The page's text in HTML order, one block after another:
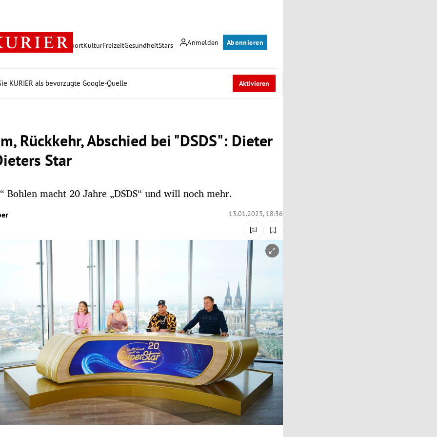
Anmelden Abonnieren
PolitikWirtschaft SportKulturFreizeitGesundheitStars
KURIER als bevorzugte Google-Quelle Aktivieren
Rückkehr, Abschied bei "DSDS": Dieter
Star
Bohlen macht 20 Jahre „DSDS“ und will noch mehr.
13.01.2023, 18:36
öffnen/schließen